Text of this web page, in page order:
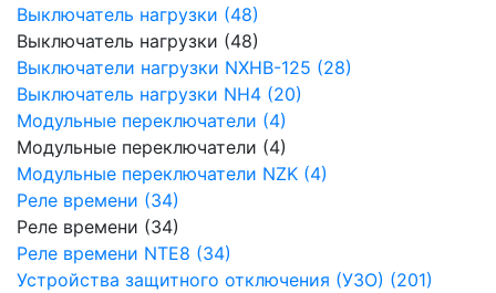
Выключатель нагрузки (48)
Выключатель нагрузки (48)
Выключатели нагрузки NXHB-125 (28)
Выключатель нагрузки NH4 (20)
Модульные переключатели (4)
Модульные переключатели (4)
Модульные переключатели NZK (4)
Реле времени (34)
Реле времени (34)
Реле времени NTE8 (34)
Устройства защитного отключения (УЗО) (201)